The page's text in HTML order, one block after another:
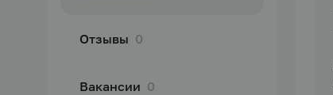
Отзывы 0
Вакансии 0